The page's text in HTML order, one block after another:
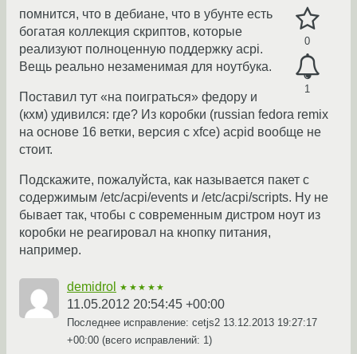
0
1
помнится, что в дебиане, что в убунте есть
богатая коллекция скриптов, которые
реализуют полноценную поддержку acpi.
Вещь реально незаменимая для ноутбука.
Поставил тут «на поиграться» федору и
(кхм) удивился: где? Из коробки (russian fedora remix
на основе 16 ветки, версия с xfce) acpid вообще не
стоит.
Подскажите, пожалуйста, как называется пакет с
содержимым /etc/acpi/events и /etc/acpi/scripts. Ну не
бывает так, чтобы с современным дистром ноут из
коробки не реагировал на кнопку питания,
например.
demidrol ★★★★★
11.05.2012 20:54:45 +00:00
Последнее исправление: cetjs2 13.12.2013 19:27:17
+00:00 (всего исправлений: 1)